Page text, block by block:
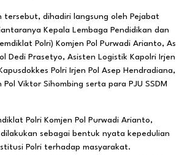
tersebut, dihadiri langsung oleh Pejabat
Kepala Lembaga Pendidikan dan
Polri) Komjen Pol Purwadi Arianto, As
Dedi Prasetyo, Asisten Logistik Kapolri Irjen
Polri Irjen Pol Asep Hendradiana,
Pol Viktor Sihombing serta para PJU SSDM
Polri Komjen Pol Purwadi Arianto,
sebagai bentuk nyata kepedulian
Polri terhadap masyarakat.